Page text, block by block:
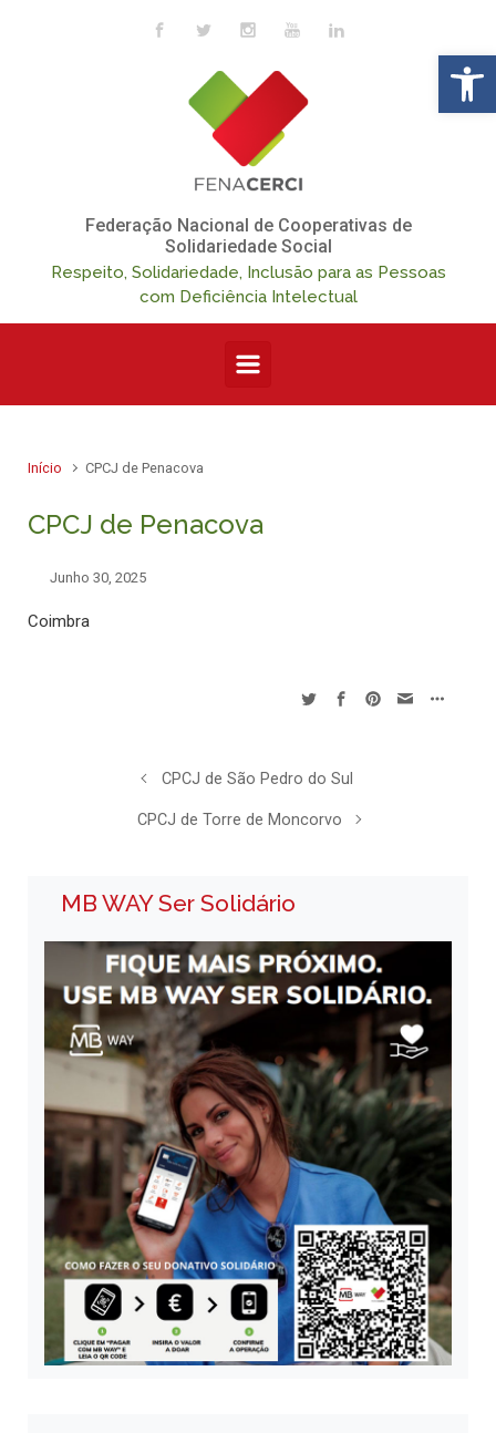
Skip to main content
Federação Nacional de Cooperativas de
Solidariedade Social
Respeito, Solidariedade, Inclusão para as Pessoas
com Deficiência Intelectual
Início CPCJ de Penacova
CPCJ de Penacova
Junho 30, 2025
Coimbra
CPCJ de São Pedro do Sul
CPCJ de Torre de Moncorvo
MB WAY Ser Solidário